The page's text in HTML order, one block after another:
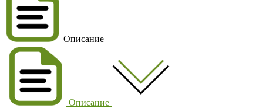
Описание
Описание